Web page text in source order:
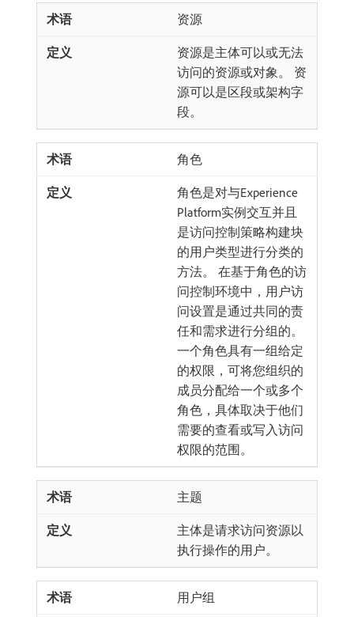
资源
资源是主体可以或无法
访问的资源或对象。 资
源可以是区段或架构字
段。
角色
角色是对与Experience
Platform实例交互并且
是访问控制策略构建块
的用户类型进行分类的
方法。 在基于角色的访
问控制环境中，用户访
问设置是通过共同的责
任和需求进行分组的。
一个角色具有一组给定
的权限，可将您组织的
成员分配给一个或多个
角色，具体取决于他们
需要的查看或写入访问
权限的范围。
主题
主体是请求访问资源以
执行操作的用户。
用户组